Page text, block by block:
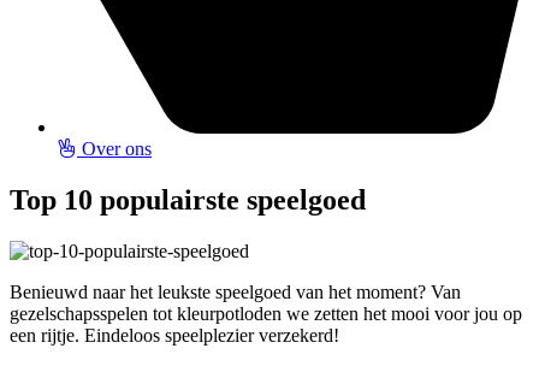
Over ons
Top 10 populairste speelgoed
Benieuwd naar het leukste speelgoed van het moment? Van
gezelschapsspelen tot kleurpotloden we zetten het mooi voor jou op
een rijtje. Eindeloos speelplezier verzekerd!